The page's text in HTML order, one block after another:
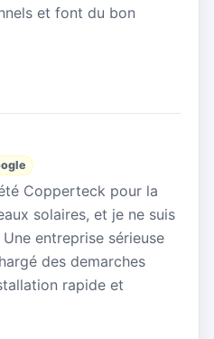
et font du bon
Copperteck pour la
solaires, et je ne suis
entreprise sérieuse
des demarches
rapide et